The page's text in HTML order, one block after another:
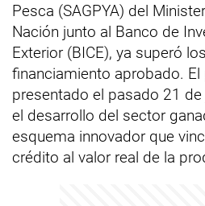
Pesca (SAGPYA) del
Nación junto al Banco de
Exterior (BICE), ya superó
financiamiento aprobado. El
presentado el pasado 21
el desarrollo del sector
esquema innovador que
crédito al valor real de la